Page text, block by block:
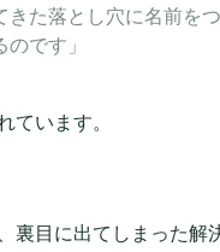
た落とし穴に名前を
です」
ています。
裏目に出てしまった解